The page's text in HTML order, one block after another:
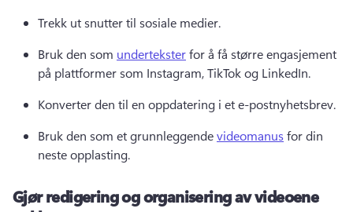
Trekk ut snutter til sosiale medier.
Bruk den som undertekster for å få større engasjement
på plattformer som Instagram, TikTok og LinkedIn.
Konverter den til en oppdatering i et e-postnyhetsbrev.
Bruk den som et grunnleggende videomanus for din
neste opplasting.
Gjør redigering og organisering av videoene